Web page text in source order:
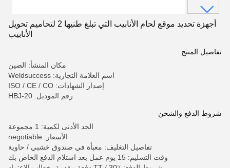
أجهزة تحديد موقع لحام الأنابيب التي تبلغ طنيها 2 لتحاميم تحويل
الأنابيب
تفاصيل المنتج
مكان المنشأ: الصين
اسم العلامة التجارية: Weldsuccess
إصدار الشهادات: ISO / CE / CO
رقم الموديل: HBJ-20
شروط الدفع والشحن
الحد الأدنى لكمية: 1 مجموعة
الأسعار: negotiable
تفاصيل التغليف: معبأة في صندوق خشبي / حاوية
وقت التسليم: 15 يوم عمل بعد استلام الدفع الخاص بك